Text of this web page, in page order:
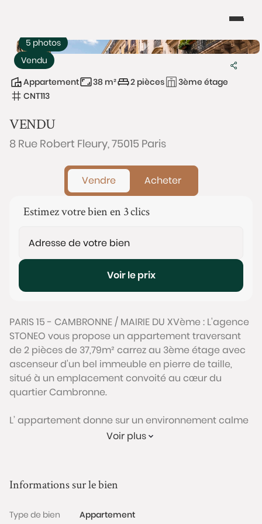
Vendu
5 photos
Appartement 38 m² 2 pièces
3ème étage
CNT113
VENDU
8 Rue Robert Fleury, 75015 Paris
Vendre Acheter
Estimez votre bien en 3 clics
Voir le prix
PARIS 15 - CAMBRONNE / MAIRIE DU XVème : L'agence
STONEO vous propose un appartement traversant
de 2 pièces de 37,79m² carrez au 3ème étage avec
ascenseur d'un bel immeuble en pierre de taille,
situé à un emplacement convoité au cœur du
quartier Cambronne.
L’ appartement donne sur un environnement calme
sans vis à vis. Il dispose d’un séjour, d’une cuisine
luminosité grâce à la vue dégagée, aux
traversant.
Voir plus
Informations sur le bien
Type de bien
Appartement